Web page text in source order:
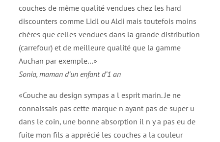
couches de même qualité vendues chez les hard
discounters comme Lidl ou Aldi mais toutefois moins
chères que celles vendues dans la grande distribution
(carrefour) et de meilleure qualité que la gamme
Auchan par exemple…»
Sonia, maman d’un enfant d’1 an
«Couche au design sympas a l esprit marin. Je ne
connaissais pas cette marque n ayant pas de super u
dans le coin, une bonne absorption il n y a pas eu de
fuite mon fils a apprécié les couches a la couleur